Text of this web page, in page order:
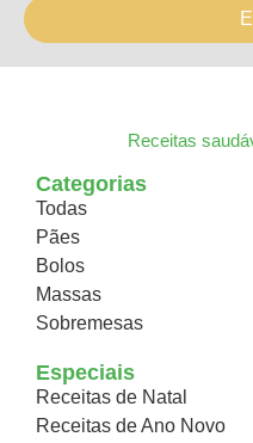
Receitas
Categorias
Todas
Pães
Bolos
Massas
Sobremesas
Especiais
Receitas de Natal
Receitas de Ano Novo